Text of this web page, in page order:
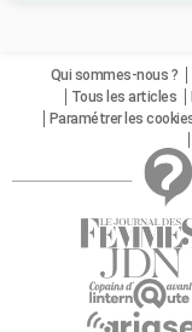
Qui sommes-nous ?
Tous les articles
Paramétrer les